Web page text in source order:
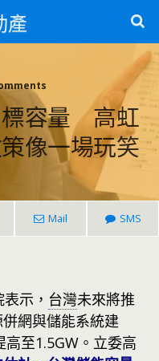
產
標容量 高虹
像一場玩笑
Mail SMS
示， 台灣未來將推
網與儲能系統建
至1.5GW。立委高